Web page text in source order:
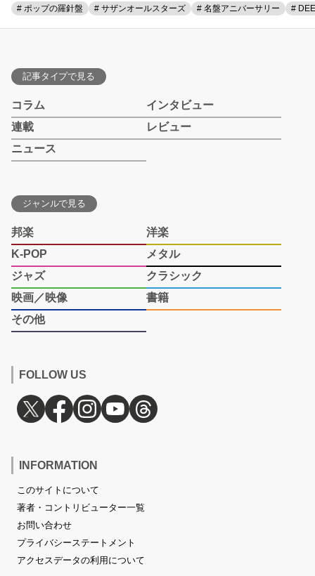
# ポップの羅針盤 # サザンオールスターズ # 名盤アニバーサリー #
記事タイプで見る
コラム
インタビュー
連載
レビュー
ニュース
ジャンルで見る
邦楽
洋楽
K-POP
メタル
ジャズ
クラシック
映画／映像
書籍
その他
FOLLOW US
INFORMATION
このサイトについて
著者・コントリビューター一覧
お問い合わせ
プライバシーステートメント
アクセスデータの利用について